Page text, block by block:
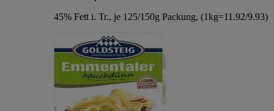
45% Fett i. Tr., je 125/150g Packung, (1kg=11.92/9.93)